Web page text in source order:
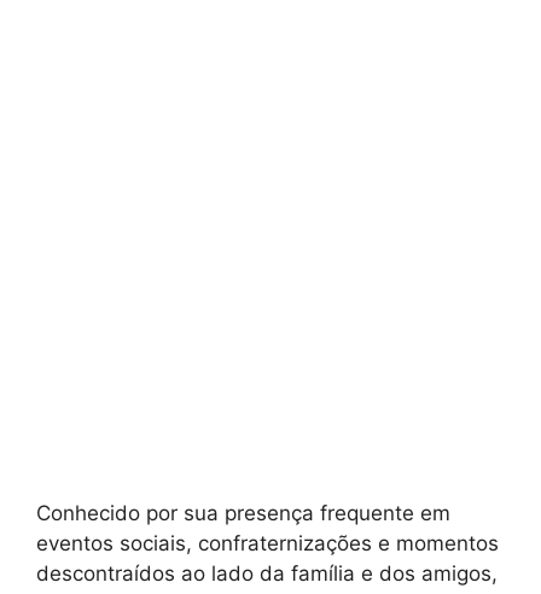
Conhecido por sua presença frequente em
eventos sociais, confraternizações e momentos
descontraídos ao lado da família e dos amigos,